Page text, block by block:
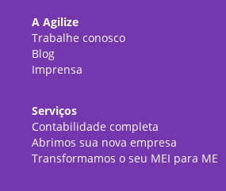
A Agilize
Trabalhe conosco
Blog
Imprensa
Serviços
Contabilidade completa
Abrimos sua nova empresa
Transformamos o seu MEI para ME